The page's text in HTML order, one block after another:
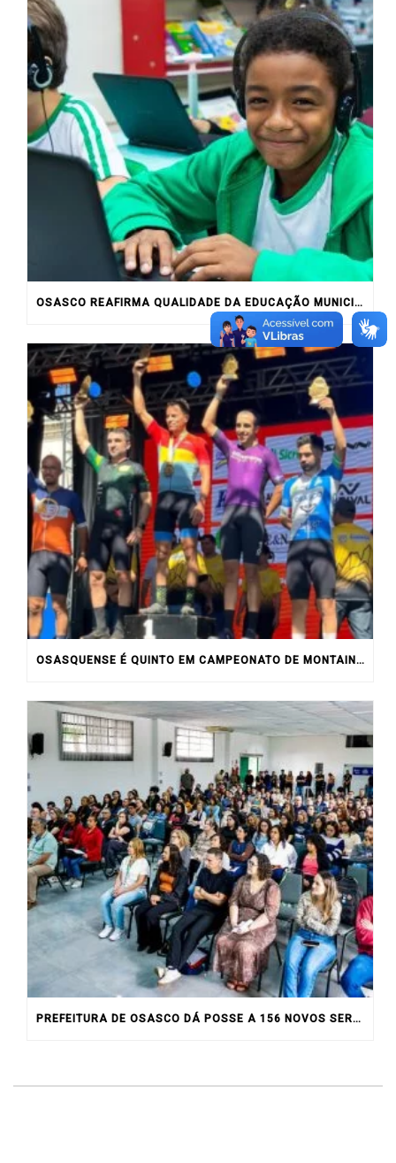
OSASCO REAFIRMA QUALIDADE DA EDUCAÇÃO MUNICIPAL COM RESULTADOS DO IDEB
OSASQUENSE É QUINTO EM CAMPEONATO DE MONTAIN BIKE NO INTERIOR DO ESTADO
PREFEITURA DE OSASCO DÁ POSSE A 156 NOVOS SERVIDORES